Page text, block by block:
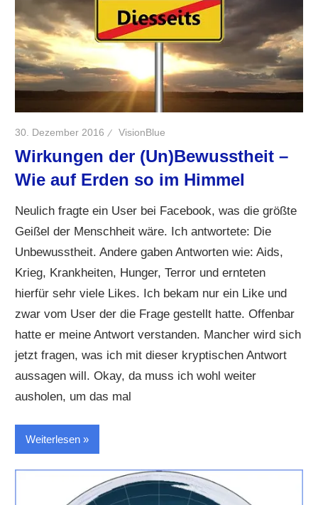
30. Dezember 2016 VisionBlue
Wirkungen der (Un)Bewusstheit –
Wie auf Erden so im Himmel
Neulich fragte ein User bei Facebook, was die größte
Geißel der Menschheit wäre. Ich antwortete: Die
Unbewusstheit. Andere gaben Antworten wie: Aids,
Krieg, Krankheiten, Hunger, Terror und ernteten
hierfür sehr viele Likes. Ich bekam nur ein Like und
zwar vom User der die Frage gestellt hatte. Offenbar
hatte er meine Antwort verstanden. Mancher wird sich
jetzt fragen, was ich mit dieser kryptischen Antwort
aussagen will. Okay, da muss ich wohl weiter
ausholen, um das mal
Weiterlesen